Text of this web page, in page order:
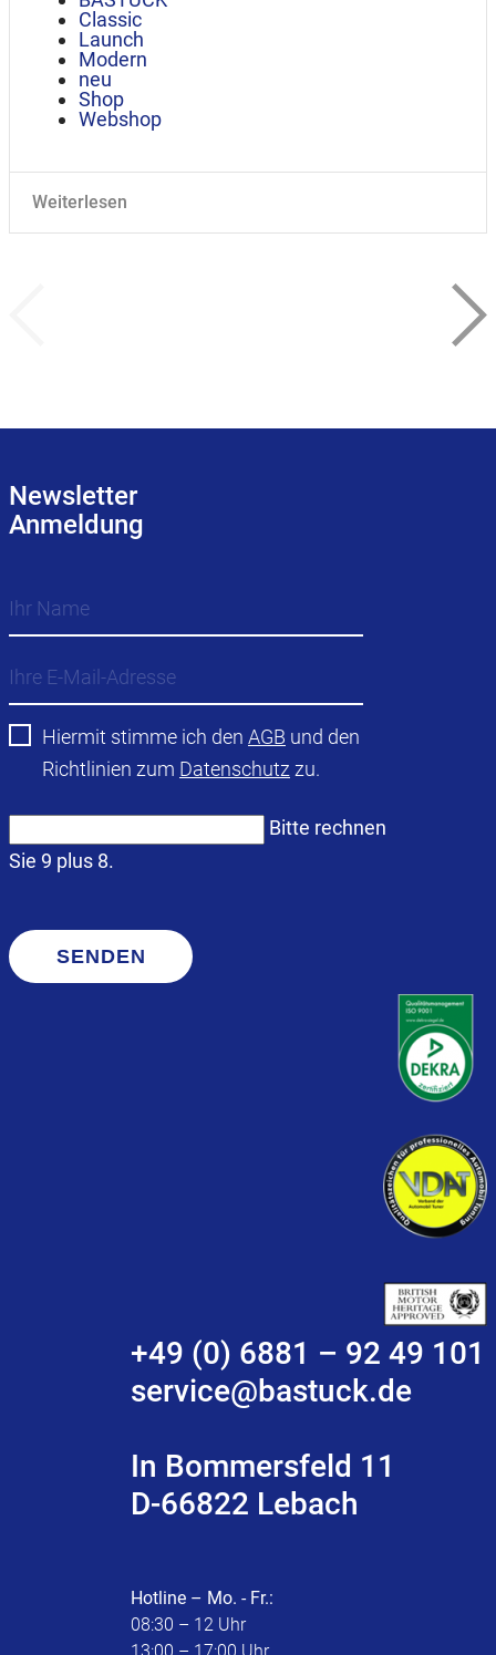
Classic
Launch
Modern
neu
Shop
Webshop
Weiterlesen
Newsletter
Anmeldung
Hiermit stimme ich den AGB und den
Richtlinien zum Datenschutz zu.
Bitte rechnen
Sie 9 plus 8.
SENDEN
+49 (0) 6881 – 92 49 101
service@bastuck.de
In Bommersfeld 11
D-66822 Lebach
Hotline – Mo. - Fr.:
08:30 – 12 Uhr